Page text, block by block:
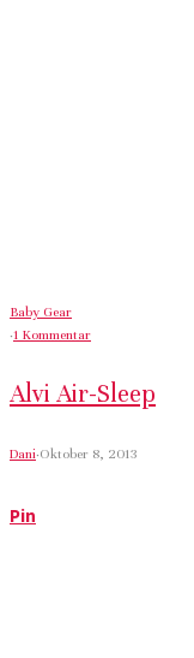
Baby Gear
·1 Kommentar
Alvi Air-Sleep
Dani·Oktober 8, 2013
Pin